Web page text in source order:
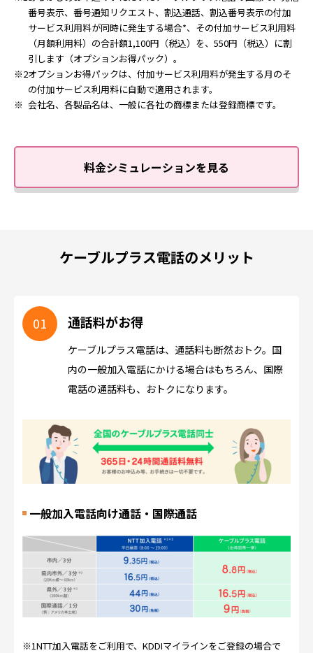
番号表示、番号通知リクエスト、割込通話、割込番号表示の付加
サービス利用料が同時に発生する場合*、その付加サービス利用料
（月額利用料）の合計額1,100円（税込）を、550円（税込）に割
引します（オプションお得パック）。
※2オプションお得パックは、付加サービス利用料が発生する月のそ
の付加サービス利用料に自動で適用されます。
※ 会社名、各製品名は、一般に各社の商標または登録商標です。
料金シミュレーションを見る
ケーブルプラス電話のメリット
通話料がお得
ケーブルプラス電話は、通話料も断然おトク。国
内の一般加入電話にかける場合はもちろん、国際
電話の通話料も、おトクになります。
一般加入電話向け通話・国際通話
※1NTT加入電話をご利用で、KDDIマイラインをご登録の場合で